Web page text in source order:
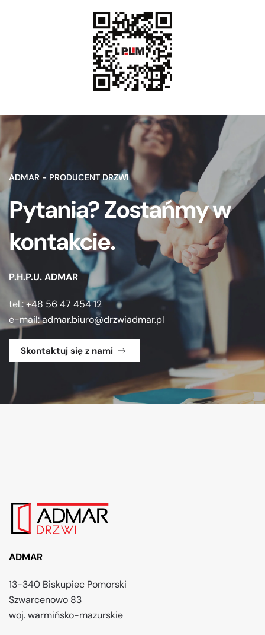
ADMAR - PRODUCENT DRZWI
Pytania? Zostańmy w
kontakcie.
P.H.P.U. ADMAR
tel.: +48 56 47 454 12
e-mail:admar.biuro@drzwiadmar.pl
Skontaktuj się z nami
ADMAR
13-340 Biskupiec Pomorski
Szwarcenowo 83
woj. warmińsko-mazurskie